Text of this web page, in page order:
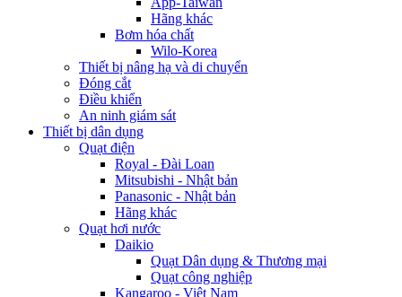
Hãng khác
Bơm hóa chất
Wilo-Korea
Thiết bị nâng hạ và di chuyển
Đóng cắt
Điều khiển
An ninh giám sát
Thiết bị dân dụng
Quạt điện
Royal - Đài Loan
Mitsubishi - Nhật bản
Panasonic - Nhật bản
Hãng khác
Quạt hơi nước
Daikio
Quạt Dân dụng & Thương mại
Quạt công nghiệp
Kangaroo - Việt Nam